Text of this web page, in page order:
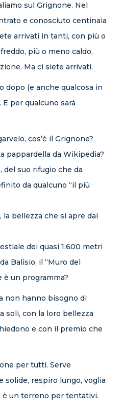
sul Grignone. Nel
e conosciuto centinaia
arrivati in tanti, con più o
più o meno caldo,
Ma ci siete arrivati.
dopo (e anche qualcosa in
per qualcuno sarà
cos’è il Grignone?
pappardella da Wikipedia?
del suo rifugio che da
da qualcuno “il più
bellezza che si apre dai
dei quasi 1.600 metri
Balisio, il “Muro del
è un programma?
non hanno bisogno di
soli, con la loro bellezza
e con il premio che
per tutti. Serve
solide, respiro lungo, voglia
un terreno per tentativi.